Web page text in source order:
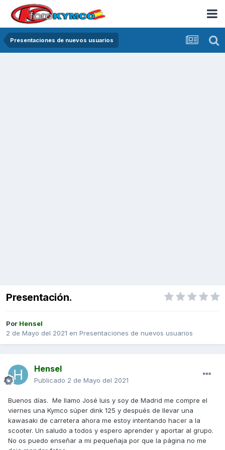
Presentaciones de nuevos usuarios
Presentación.
Por Hensel
2 de Mayo del 2021 en Presentaciones de nuevos usuarios
Hensel
Publicado 2 de Mayo del 2021
Buenos días. Me llamo José luis y soy de Madrid me compre el
viernes una Kymco súper dink 125 y después de llevar una
kawasaki de carretera ahora me estoy intentando hacer a la
scooter. Un saludo a todos y espero aprender y aportar al grupo.
No os puedo enseñar a mi pequeñaja por que la página no me